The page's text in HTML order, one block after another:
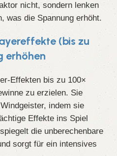
nicht, sondern lenken
was die Spannung erhöht.
(bis zu
erhöhen
Effekten bis zu 100×
zu erzielen. Sie
indem sie
Effekte ins Spiel
die unberechenbare
sorgt für ein intensives